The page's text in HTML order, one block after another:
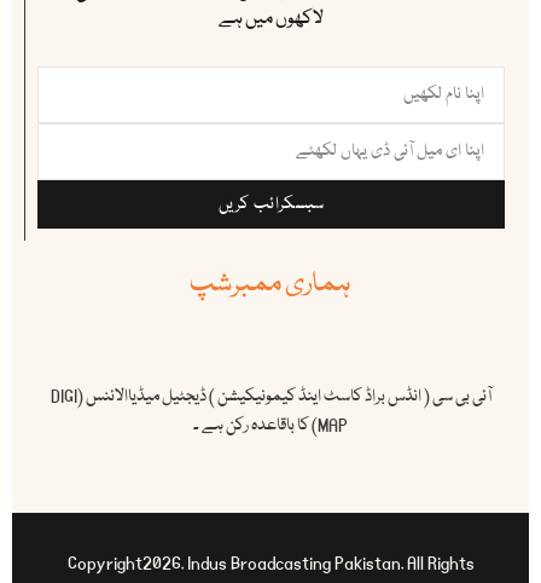
لاکھوں میں ہے
سبسکرائب کریں
ہماری ممبرشپ
آئی بی سی ( انڈس براڈ کاسٹ اینڈ کیمونیکیشن ) ڈیجٹیل میڈیاالائنس (DIGI
MAP) کا باقاعدہ رکن ہے ۔
Copyright2026. Indus Broadcasting Pakistan. All Rights